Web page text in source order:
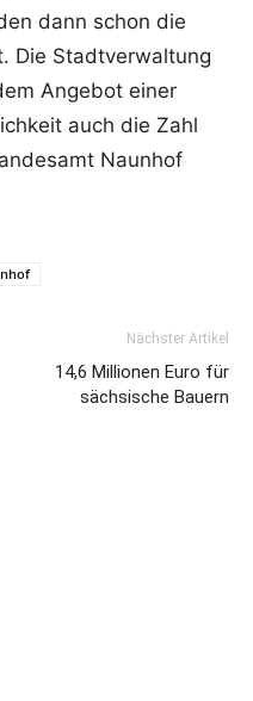
dann schon die
Die Stadtverwaltung
Angebot einer
auch die Zahl
Naunhof
Nächster Artikel
14,6 Millionen Euro für
sächsische Bauern